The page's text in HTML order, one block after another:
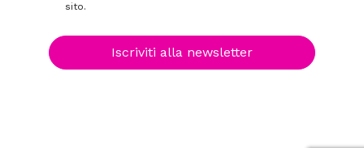
sito.
Iscriviti alla newsletter